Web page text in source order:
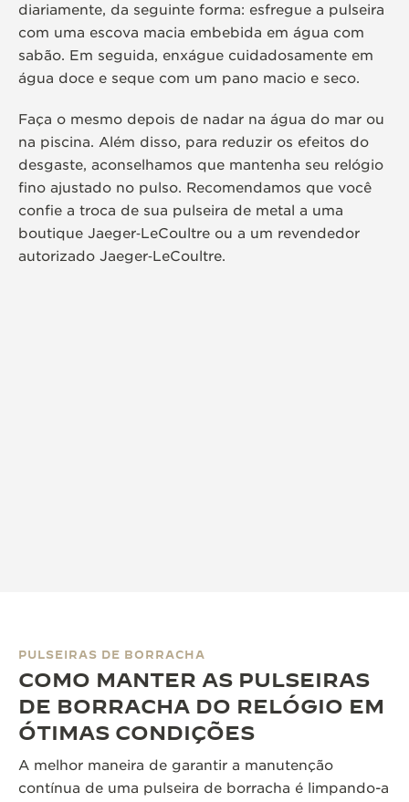
diariamente, da seguinte forma: esfregue a pulseira
com uma escova macia embebida em água com
sabão. Em seguida, enxágue cuidadosamente em
água doce e seque com um pano macio e seco.
Faça o mesmo depois de nadar na água do mar ou
na piscina. Além disso, para reduzir os efeitos do
desgaste, aconselhamos que mantenha seu relógio
fino ajustado no pulso. Recomendamos que você
confie a troca de sua pulseira de metal a uma
boutique Jaeger‑LeCoultre ou a um revendedor
autorizado Jaeger‑LeCoultre.
PULSEIRAS DE BORRACHA
COMO MANTER AS PULSEIRAS
DE BORRACHA DO RELÓGIO EM
ÓTIMAS CONDIÇÕES
A melhor maneira de garantir a manutenção
contínua de uma pulseira de borracha é limpando-a